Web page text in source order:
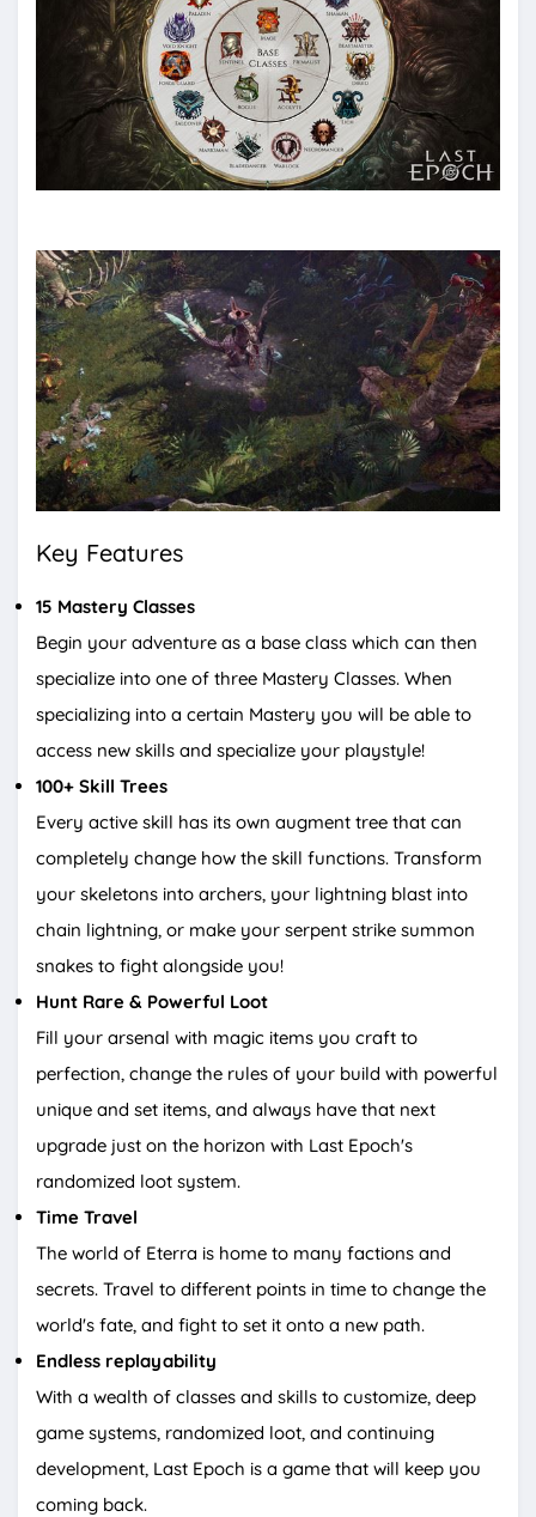
Key Features
15 Mastery Classes
Begin your adventure as a base class which can then
specialize into one of three Mastery Classes. When
specializing into a certain Mastery you will be able to
access new skills and specialize your playstyle!
100+ Skill Trees
Every active skill has its own augment tree that can
completely change how the skill functions. Transform
your skeletons into archers, your lightning blast into
chain lightning, or make your serpent strike summon
snakes to fight alongside you!
Hunt Rare & Powerful Loot
Fill your arsenal with magic items you craft to
perfection, change the rules of your build with powerful
unique and set items, and always have that next
upgrade just on the horizon with Last Epoch's
randomized loot system.
Time Travel
The world of Eterra is home to many factions and
secrets. Travel to different points in time to change the
world's fate, and fight to set it onto a new path.
Endless replayability
With a wealth of classes and skills to customize, deep
game systems, randomized loot, and continuing
development, Last Epoch is a game that will keep you
coming back.